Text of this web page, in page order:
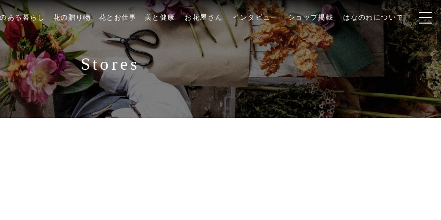
ある暮らし 花の贈り物 花とお仕事 美と健康 お花屋さん インタビュー ショップ掲載 はなのわについて
Stores